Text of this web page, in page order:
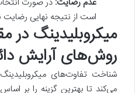
است از نتیجه نهایی رضایت
میکروبلیدینگ در
روش‌های آرایش
شناخت تفاوت‌های
می‌کند تا بهترین گزینه را بر